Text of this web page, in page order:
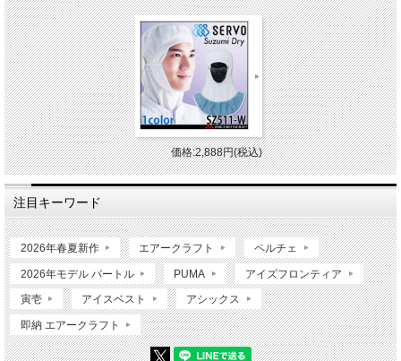
価格:2,888円(税込)
注目キーワード
2026年春夏新作 エアークラフト ペルチェ
2026年モデル バートル PUMA アイズフロンティア
寅壱 アイスベスト アシックス
即納 エアークラフト